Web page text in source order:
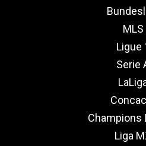
MLS
Ligue
Serie
Champions
Liga